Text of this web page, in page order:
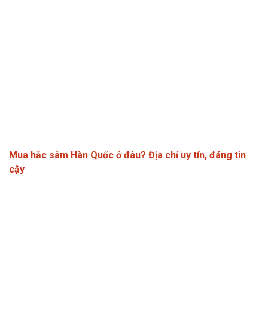
Mua hắc sâm Hàn Quốc ở đâu? Địa chỉ uy tín, đáng tin
cậy